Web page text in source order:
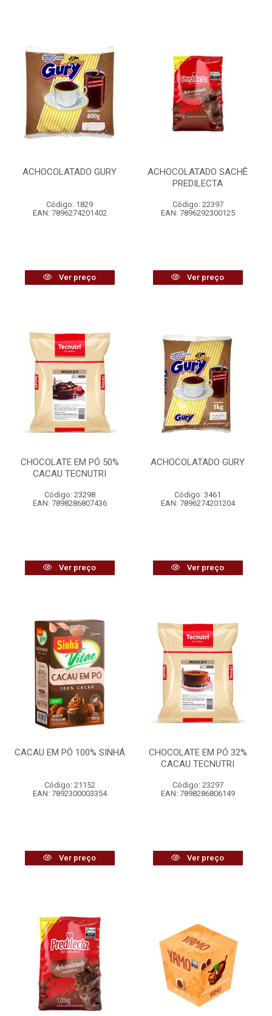
ACHOCOLATADO GURY
Código: 1829
EAN: 7896274201402
Ver preço
ACHOCOLATADO SACHÊ
PREDILECTA
Código: 22397
EAN: 7896292300125
Ver preço
CHOCOLATE EM PÓ 50%
CACAU TECNUTRI
Código: 23298
EAN: 7898286807436
Ver preço
ACHOCOLATADO GURY
Código: 3461
EAN: 7896274201204
Ver preço
CACAU EM PÓ 100% SINHÁ
Código: 21152
EAN: 7892300003354
Ver preço
CHOCOLATE EM PÓ 32%
CACAU TECNUTRI
Código: 23297
EAN: 7898286806149
Ver preço